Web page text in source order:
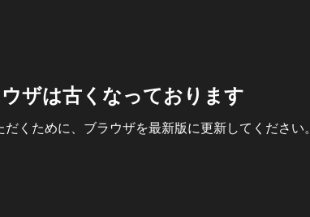
ザは古くなっております
くために、ブラウザを最新版に更新してください。